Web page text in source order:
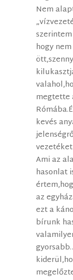
Nem
hogy
megtette
kevés
Ami az
hasonlat
az
ezt a
bírunk